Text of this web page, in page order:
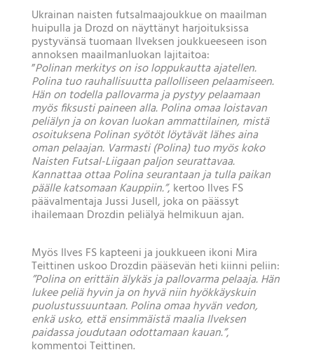
Ukrainan naisten futsalmaajoukkue on maailman
huipulla ja Drozd on näyttänyt harjoituksissa
pystyvänsä tuomaan Ilveksen joukkueeseen ison
annoksen maailmanluokan lajitaitoa:
”Polinan merkitys on iso loppukautta ajatellen.
Polina tuo rauhallisuutta pallolliseen pelaamiseen.
Hän on todella pallovarma ja pystyy pelaamaan
myös fiksusti paineen alla. Polina omaa loistavan
peliälyn ja on kovan luokan ammattilainen, mistä
osoituksena Polinan syötöt löytävät lähes aina
oman pelaajan. Varmasti (Polina) tuo myös koko
Naisten Futsal-Liigaan paljon seurattavaa.
Kannattaa ottaa Polina seurantaan ja tulla paikan
päälle katsomaan Kauppiin.”, kertoo Ilves FS
päävalmentaja Jussi Jusell, joka on päässyt
ihailemaan Drozdin peliälyä helmikuun ajan.
Myös Ilves FS kapteeni ja joukkueen ikoni Mira
Teittinen uskoo Drozdin pääsevän heti kiinni peliin:
”Polina on erittäin älykäs ja pallovarma pelaaja. Hän
lukee peliä hyvin ja on hyvä niin hyökkäyskuin
puolustussuuntaan. Polina omaa hyvän vedon,
enkä usko, että ensimmäistä maalia Ilveksen
paidassa joudutaan odottamaan kauan.”,
kommentoi Teittinen.